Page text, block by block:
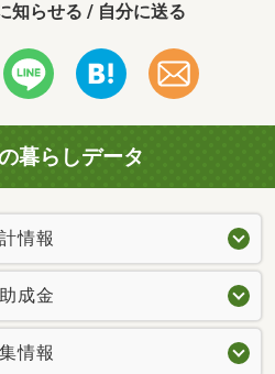
知らせる / 自分に送る
暮らしデータ
情報
成金
情報